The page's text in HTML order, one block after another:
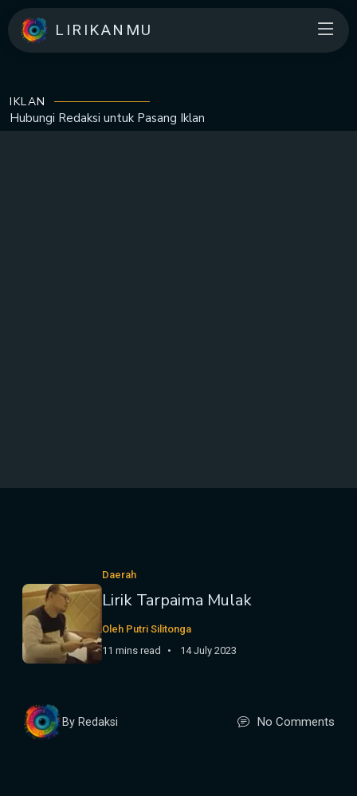
LIRIKANMU
IKLAN
Hubungi Redaksi untuk Pasang Iklan
Daerah
Lirik Tarpaima Mulak
Oleh Putri Silitonga
11 mins read
14 July 2023
By Redaksi No Comments